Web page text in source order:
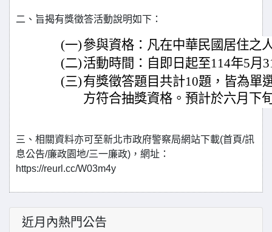
二、旨揭有獎徵答活動說明如下：
(一)參與資格：凡在中華民國居住之
(二)活動時間：自即日起至114年5月
(三)有獎徵答題目共計10題，皆為單
方符合抽獎資格。預計於六月下
三、相關資料亦可至新北市政府警察局網站下載(首頁/訊
息公告/廉政園地/三一廉政)，網址：
https://reurl.cc/W03m4y
近月內熱門公告